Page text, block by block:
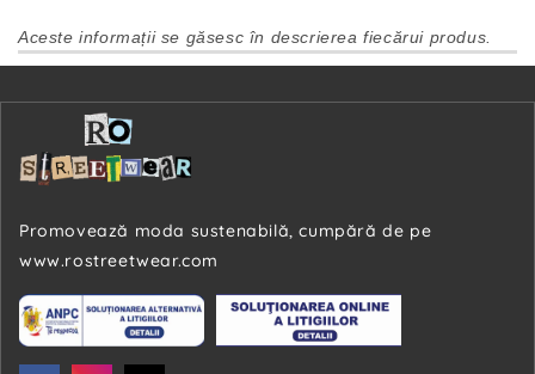
Aceste informații se găsesc în descrierea fiecărui produs.
Promovează moda sustenabilă, cumpără de pe
www.rostreetwear.com